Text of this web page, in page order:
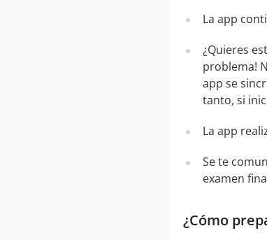
La app
¿Quieres
problema!
app se
tanto, si
La app
Se te
examen
¿Cómo